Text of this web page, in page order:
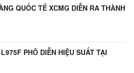
QUỐC TẾ XCMG DIỄN RA THÀNH
PHÔ DIỄN HIỆU SUẤT TẠI